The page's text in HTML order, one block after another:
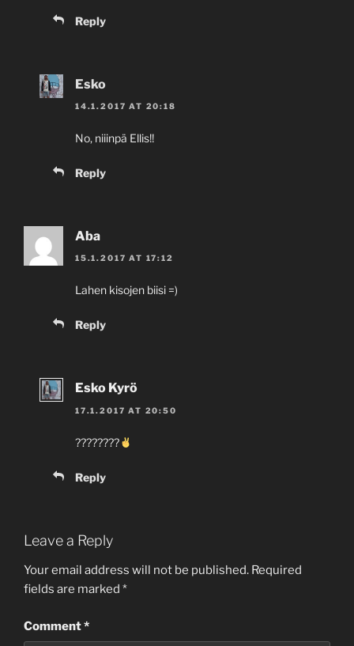
Reply
Esko
14.1.2017 AT 20:18
No, niiinpä Ellis!!
Reply
Aba
15.1.2017 AT 17:12
Lahen kisojen biisi =)
Reply
Esko Kyrö
17.1.2017 AT 20:50
????????
Reply
Leave a Reply
Your email address will not be published. Required
fields are marked *
Comment*